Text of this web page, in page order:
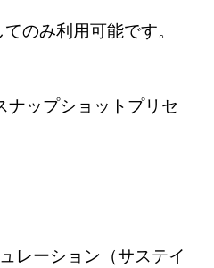
のみ利用可能です。
ナップショットプリセ
レーション（サステイ